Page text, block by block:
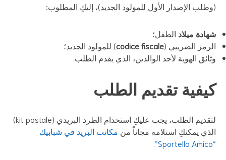
الإصدار الأول للمولود الجديد)، إليكِ المطلوب:
ميلاد الطفل؛
الضريبي ( codice fiscale) للمولود الجديد؛
الهوية لأحد الوالدين، الذي يقدم الطلب.
تقديم الطلب
​لتقديم الطلب، يجب عليكِ استخدام الطرد البريدي (kit postale)
يمكنكِ استلامه مجاناً منمكاتب البريد في شبابيك